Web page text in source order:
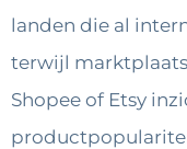
landen die al
terwijl
Shopee of Etsy